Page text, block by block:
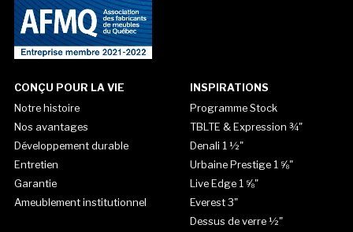
CONÇU POUR LA VIE
Notre histoire
Nos avantages
Développement durable
Entretien
Garantie
Ameublement institutionnel
INSPIRATIONS
Programme Stock
TBLTE & Expression ¾"
Denali 1 ½"
Urbaine Prestige 1 ⅝"
Live Edge 1 ⅝"
Everest 3"
Dessus de verre ½"